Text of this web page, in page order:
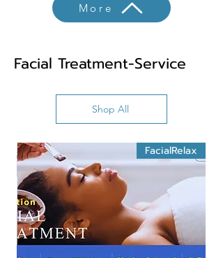
More
Facial Treatment-Service
Shop All
FacialRelax